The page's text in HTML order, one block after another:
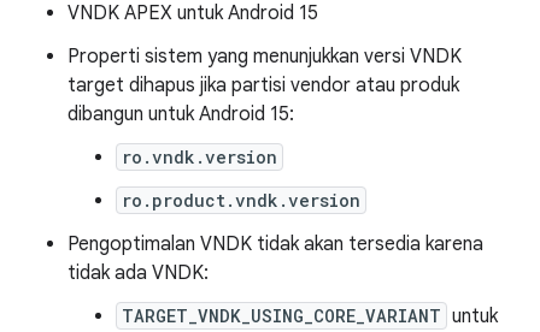
VNDK APEX untuk Android 15
Properti sistem yang menunjukkan versi VNDK
target dihapus jika partisi vendor atau produk
dibangun untuk Android 15:
ro.vndk.version
ro.product.vndk.version
Pengoptimalan VNDK tidak akan tersedia karena
tidak ada VNDK:
TARGET_VNDK_USING_CORE_VARIANT untuk